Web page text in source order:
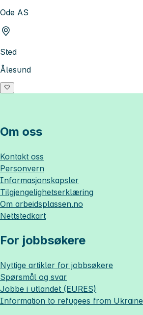
Ode AS
Sted
Ålesund
Om oss
Kontakt oss
Personvern
Informasjonskapsler
Tilgjengelighetserklæring
Om arbeidsplassen.no
Nettstedkart
For jobbsøkere
Nyttige artikler for jobbsøkere
Spørsmål og svar
Jobbe i utlandet (EURES)
Information to refugees from Ukraine